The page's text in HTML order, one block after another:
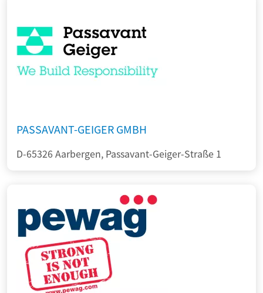
PASSAVANT-GEIGER GMBH
D-65326 Aarbergen, Passavant-Geiger-Straße 1